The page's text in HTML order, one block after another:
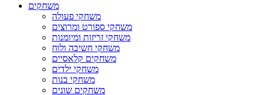
משחקים
משחקי פעולה
משחקי ספורט ומרוצים
משחקי זריזות ומיומנות
משחקי חשיבה ולוח
משחקים קלאסיים
משחקי ילדים
משחקי בנות
משחקים שונים